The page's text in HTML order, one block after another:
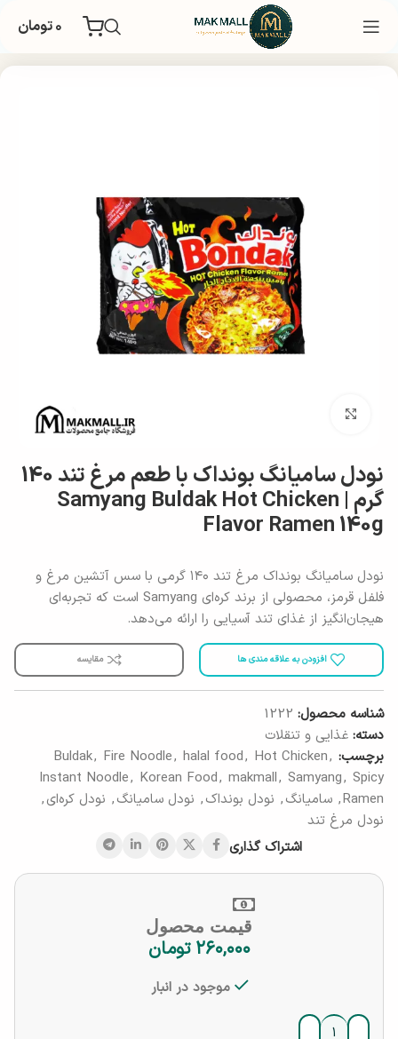
۰تومان
غذایی و تنقلات
نودل سامیانگ بونداک با طعم مرغ تند 140
گرم | Samyang Buldak Hot Chicken
Flavor Ramen 140g
نودل سامیانگ بونداک مرغ تند ۱۴۰ گرمی با سس آتشین مرغ و
فلفل قرمز، محصولی از برند کره‌ای Samyang است که تجربه‌ای
هیجان‌انگیز از غذای تند آسیایی را ارائه می‌دهد.
افزودن به علاقه مندی ها مقایسه
شناسه محصول: 1222
دسته: غذایی و تنقلات
برچسب:
Buldak, Fire Noodle, halal food, Hot Chicken,
Instant Noodle, Korean Food, makmall, Samyang, Spicy
Ramen
, سامیانگ, نودل بونداک, نودل سامیانگ, نودل کره‌ای,
نودل مرغ تند
اشتراک گذاری
قیمت محصول
۲۶۰,۰۰۰ تومان
موجود در انبار